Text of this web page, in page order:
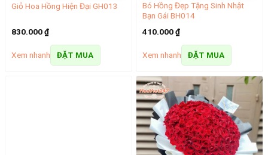
Giỏ Hoa Hồng Hiện Đại GH013
830.000₫
Xem nhanh ĐẶT MUA
Bó Hồng Đẹp Tặng Sinh Nhật
Bạn Gái BH014
410.000₫
Xem nhanh ĐẶT MUA